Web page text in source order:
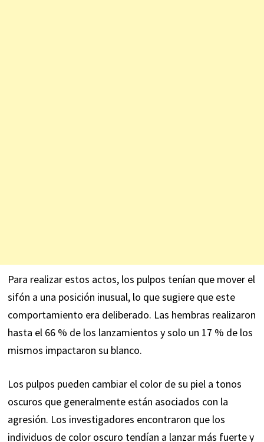
Para realizar estos actos, los pulpos tenían que mover el
sifón a una posición inusual, lo que sugiere que este
comportamiento era deliberado. Las hembras realizaron
hasta el 66 % de los lanzamientos y solo un 17 % de los
mismos impactaron su blanco.
Los pulpos pueden cambiar el color de su piel a tonos
oscuros que generalmente están asociados con la
agresión. Los investigadores encontraron que los
individuos de color oscuro tendían a lanzar más fuerte y